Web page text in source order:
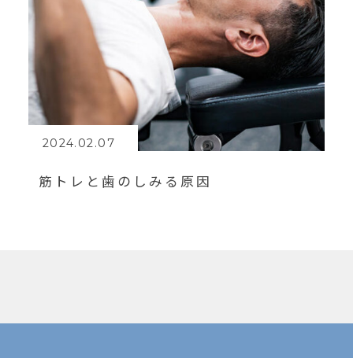
2024.02.07
筋トレと歯のしみる原因